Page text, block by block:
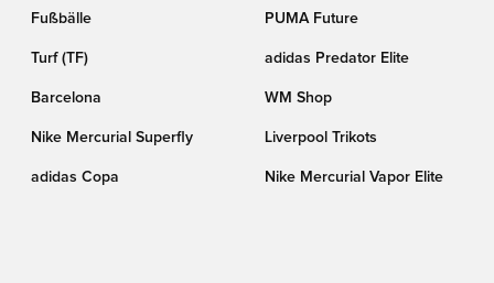
Fußbälle PUMA Future
Turf (TF) adidas Predator Elite
Barcelona WM Shop
Nike Mercurial Superfly Liverpool Trikots
adidas Copa Nike Mercurial Vapor Elite